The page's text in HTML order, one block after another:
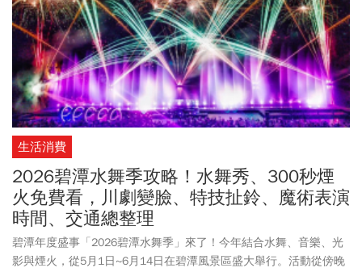
生活消費
2026碧潭水舞季攻略！水舞秀、300秒煙
火免費看，川劇變臉、特技扯鈴、魔術表演
時間、交通總整理
碧潭年度盛事「2026碧潭水舞季」來了！今年結合水舞、音樂、光
影與煙火，從5月1日~6月14日在碧潭風景區盛大舉行。活動從傍晚